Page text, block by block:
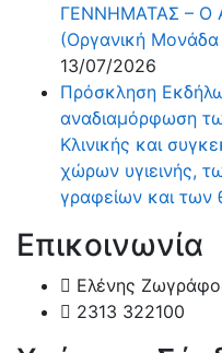
ΓΕΝΝΗΜΑΤΑΣ – Ο
(Οργανική
13/07/2026
Πρόσκληση
αναδιαμόρφωση
Κλινικής και
χώρων υγιεινής,
γραφείων και των
Επικοινωνία
Ελένης
2313 322100